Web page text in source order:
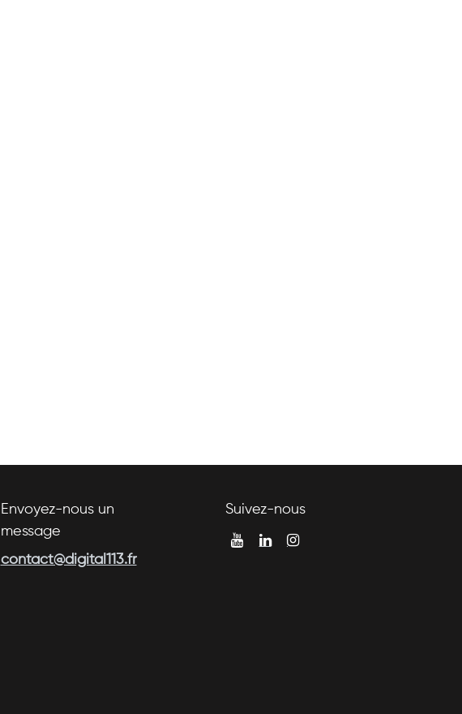
Envoyez-nous un
message
contact@digital113.fr
Suivez-nous